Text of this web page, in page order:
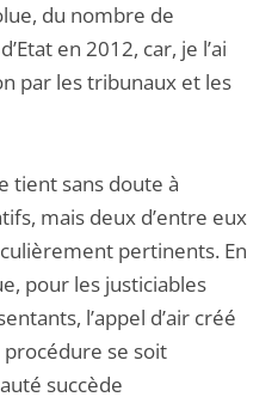
du nombre de
en 2012, car, je l’ai
par les tribunaux et les
tient sans doute à
mais deux d’entre eux
pertinents. En
pour les justiciables
l’appel d’air créé
procédure se soit
succède